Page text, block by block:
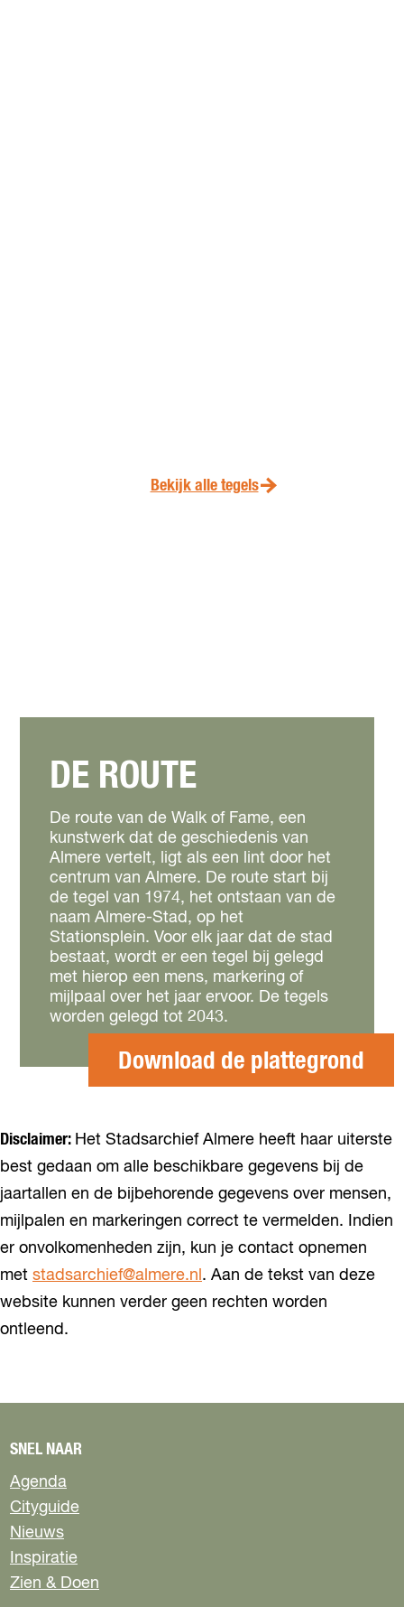
Bekijk alle tegels
DE ROUTE
De route van de Walk of Fame, een
kunstwerk dat de geschiedenis van
Almere vertelt, ligt als een lint door het
centrum van Almere. De route start bij
de tegel van 1974, het ontstaan van de
naam Almere-Stad, op het
Stationsplein. Voor elk jaar dat de stad
bestaat, wordt er een tegel bij gelegd
met hierop een mens, markering of
mijlpaal over het jaar ervoor. De tegels
worden gelegd tot 2043.
Download de plattegrond
Disclaimer: Het Stadsarchief Almere heeft haar uiterste
best gedaan om alle beschikbare gegevens bij de
jaartallen en de bijbehorende gegevens over mensen,
mijlpalen en markeringen correct te vermelden. Indien
er onvolkomenheden zijn, kun je contact opnemen
met stadsarchief@almere.nl . Aan de tekst van deze
website kunnen verder geen rechten worden
ontleend.
SNEL NAAR
Agenda
Cityguide
Nieuws
Inspiratie
Zien & Doen